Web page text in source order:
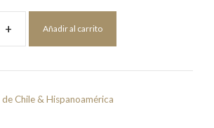
de
Guerra
+ Añadir al carrito
Chile & Hispanoamérica